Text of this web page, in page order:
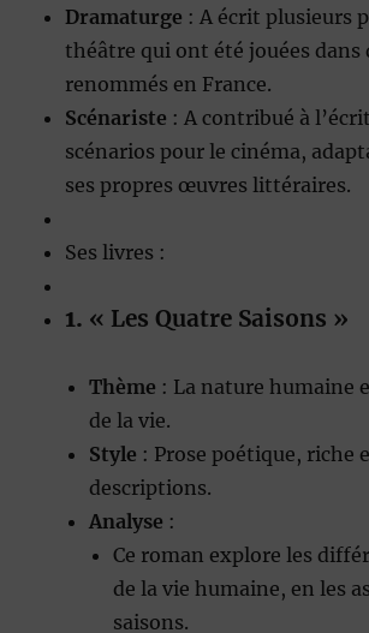
Dramaturge : A écrit plusieurs
théâtre qui ont été jouées dans
renommés en France.
Scénariste : A contribué à
scénarios pour le cinéma,
ses propres œuvres littéraires.
Ses livres :
1. « Les Quatre Saisons »
Thème : La nature humaine
de la vie.
Style : Prose poétique, riche
descriptions.
Analyse :
Ce roman explore les
de la vie humaine, en les
saisons.